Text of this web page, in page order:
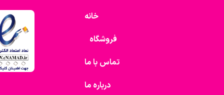
خانه
فروشگاه
تماس با ما
درباره ما